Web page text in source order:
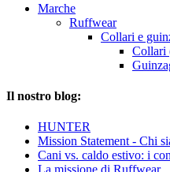
Marche
Ruffwear
Collari e
Collari
Il nostro blog:
HUNTER
Mission Statement - Chi
Cani vs. caldo estivo: i